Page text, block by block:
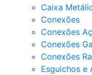
Caixa
Conexões
Conexões
Conexões
Conexões
Esguichos e